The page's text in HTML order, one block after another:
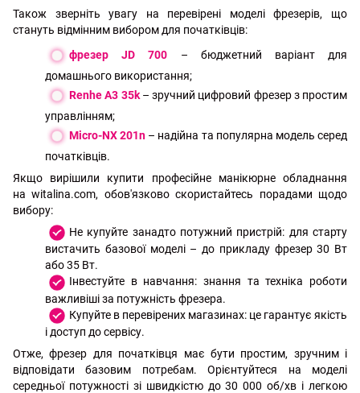
Також зверніть увагу на перевірені моделі фрезерів, що
стануть відмінним вибором для початківців:
фрезер JD 700
– бюджетний варіант для
домашнього використання;
Renhe A3 35k– зручний цифровий фрезер з простим
управлінням;
Micro-NX 201n – надійна та популярна модель серед
початківців.
Якщо вирішили купити професійне манікюрне обладнання
на witalina.com, обов'язково скористайтесь порадами щодо
вибору:
Не купуйте занадто потужний пристрій: для старту
вистачить базової моделі – до прикладу фрезер 30 Вт
або 35 Вт.
Інвестуйте в навчання: знання та техніка роботи
важливіші за потужність фрезера.
Купуйте в перевірених магазинах: це гарантує якість
і доступ до сервісу.
Отже, фрезер для початківця має бути простим, зручним і
відповідати базовим потребам. Орієнтуйтеся на моделі
середньої потужності зі швидкістю до 30 000 об/хв і легкою